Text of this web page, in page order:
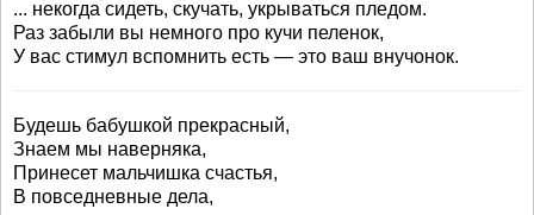
... некогда сидеть, скучать, укрываться пледом.
Раз забыли вы немного про кучи пеленок,
У вас стимул вспомнить есть — это ваш внучонок.
Будешь бабушкой прекрасный,
Знаем мы наверняка,
Принесет мальчишка счастья,
В повседневные дела,